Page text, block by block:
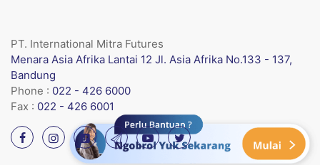
PT. International Mitra Futures
Menara Asia Afrika Lantai 12 Jl. Asia Afrika No.133 - 137,
Bandung
Phone : 022 - 426 6000
Fax : 022 - 426 6001